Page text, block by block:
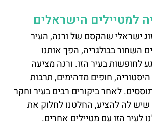
למטיילים הישראלים
זוג ישראלי שהקסם של ורנה, העיר
השחור בבולגריה, הפך אותנו
לחופשות בעיר הזו. ורנה מציעה
חופים מדהימים, תרבות
לאחר ביקורים רבים בעיר וחקר
לה להציע, החלטנו לחלוק את
לעיר הזו עם מטיילים אחרים.